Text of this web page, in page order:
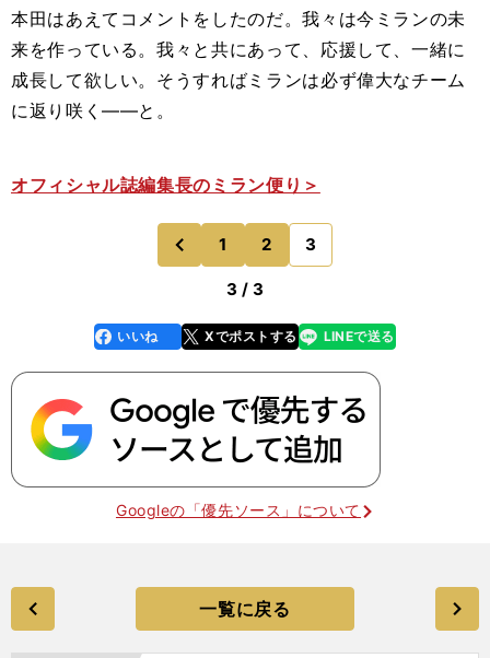
本田はあえてコメントをしたのだ。我々は今ミランの未
来を作っている。我々と共にあって、応援して、一緒に
成長して欲しい。そうすればミランは必ず偉大なチーム
に返り咲く――と。
オフィシャル誌編集長のミラン便り＞
前
のページへ
1 2 3
3 / 3
faceboo
k
いいね Xでポストする
line LINEで送る
Googleの「優先ソース」について
一覧に戻る